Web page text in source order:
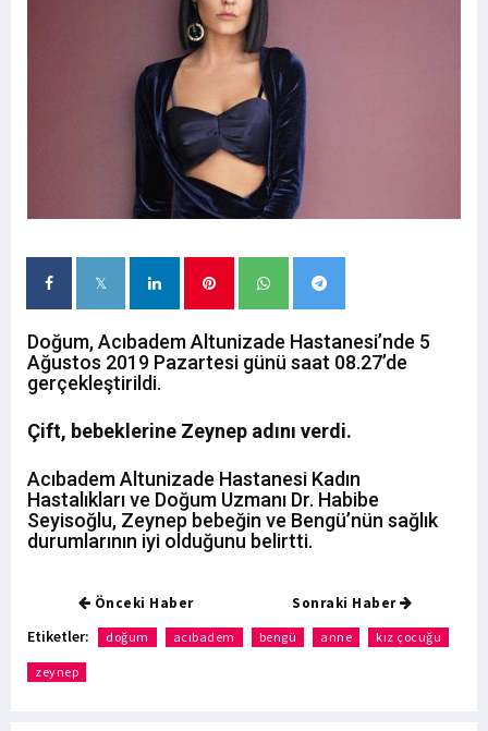
Doğum, Acıbadem Altunizade Hastanesi’nde 5
Ağustos 2019 Pazartesi günü saat 08.27’de
gerçekleştirildi.
Çift, bebeklerine Zeynep adını verdi.
Acıbadem Altunizade Hastanesi Kadın
Hastalıkları ve Doğum Uzmanı Dr. Habibe
Seyisoğlu, Zeynep bebeğin ve Bengü’nün sağlık
durumlarının iyi olduğunu belirtti.
Önceki Haber Sonraki Haber
Etiketler: doğum acıbadem bengü anne kız çocuğu
zeynep